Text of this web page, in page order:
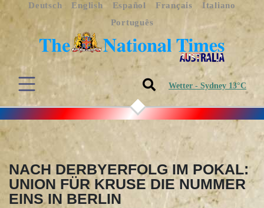
Deutsch English Español Français
Italiano
Português
Wetter - Sydney 13°C
NACH DERBYERFOLG IM POKAL:
UNION FÜR KRUSE DIE NUMMER
EINS IN BERLIN